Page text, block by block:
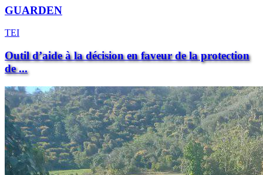
GUARDEN
TEI
Outil d’aide à la décision en faveur de la protection
de ...